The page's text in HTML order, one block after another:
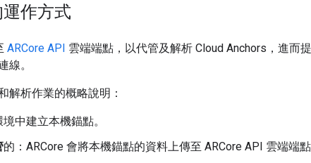
作方式
ARCore API 雲端端點，以代管及解析 Cloud Anchors，進而
線。
解析作業的概略說明：
中建立本機錨點。
的：ARCore 會將本機錨點的資料上傳至 ARCore API 雲端端